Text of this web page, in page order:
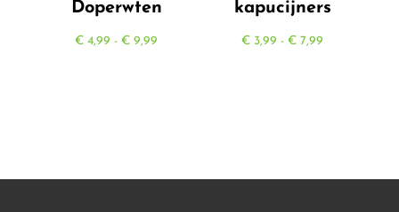
Doperwten
€ 4,99 - € 9,99
kapucijners
€ 3,99 - € 7,99